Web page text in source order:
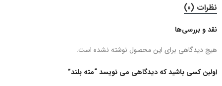
نظرات (0)
نقد و بررسی‌ها
هیچ دیدگاهی برای این محصول نوشته نشده است.
اولین کسی باشید که دیدگاهی می نویسد “مته بلند”